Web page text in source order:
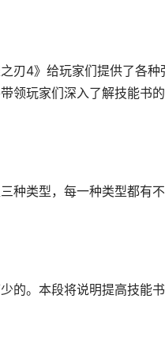
刃4》给玩家们提供了各
领玩家们深入了解技能书
种类型，每一种类型都有
的。本段将说明提高技能